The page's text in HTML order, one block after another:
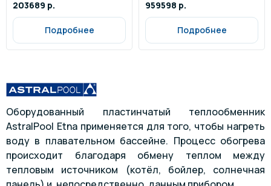
203689 р.
Подробнее
959598 р.
Подробнее
Оборудованный пластинчатый теплообменник
AstralPool Etna применяется для того, чтобы нагреть
воду в плавательном бассейне. Процесс обогрева
происходит благодаря обмену теплом между
тепловым источником (котёл, бойлер, солнечная